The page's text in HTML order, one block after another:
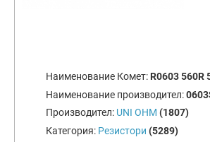
Наименование Комет: R0603 560R
Наименование производител:
Производител: UNI OHM (1807)
Категория: Резистори (5289)